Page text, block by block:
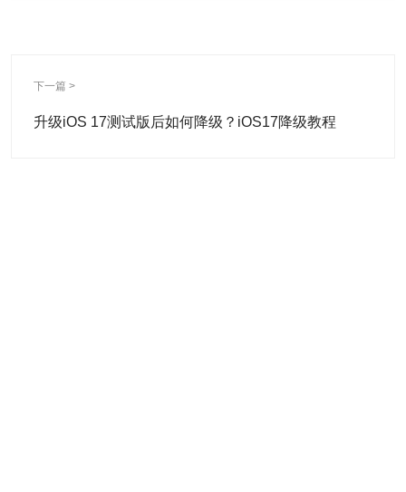
下一篇 >
升级iOS 17测试版后如何降级？iOS17降级教程